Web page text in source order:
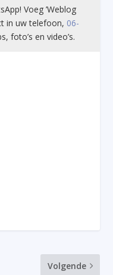
Voeg ’Weblog
in uw telefoon, 06-
foto’s en video’s.
Volgende